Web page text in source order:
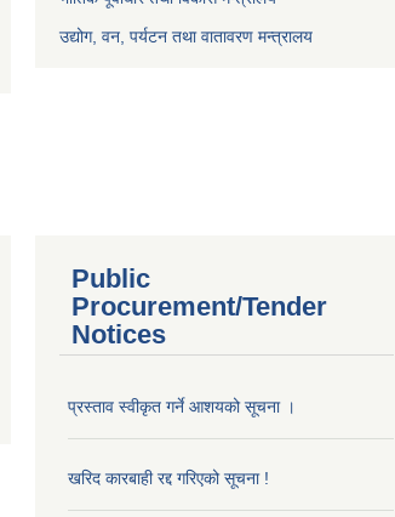
उद्योग, वन, पर्यटन तथा वातावरण मन्त्रालय
Public
Procurement/Tender
Notices
प्रस्ताव स्वीकृत गर्ने आशयको सूचना ।
खरिद कारबाही रद्द गरिएको सूचना !